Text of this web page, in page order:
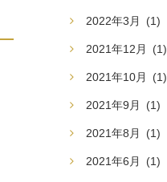
2022年3月 (1)
2021年12月 (1)
2021年10月 (1)
2021年9月 (1)
2021年8月 (1)
2021年6月 (1)